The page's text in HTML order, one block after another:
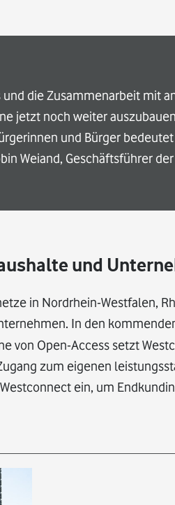
die Zusammenarbeit mit
jetzt noch weiter
und Bürger
Weiand, Geschäftsführer
und
in Nordrhein-Westfalen,
In den
von Open-Access setzt
zum eigenen
ein, um